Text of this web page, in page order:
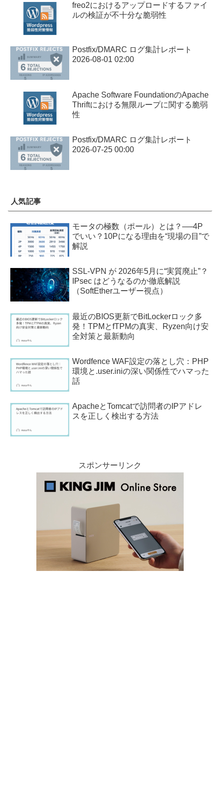
freo2におけるアップロードするファイ
ルの検証が不十分な脆弱性
Postfix/DMARC ログ集計レポート
2026-08-01 02:00
Apache Software FoundationのApache
Thriftにおける無限ループに関する脆弱
性
Postfix/DMARC ログ集計レポート
2026-07-25 00:00
人気記事
モータの極数（ポール）とは？──4P
でいい？10Pになる理由を“現場の目”で
解説
SSL-VPN が 2026年5月に“実質廃止”？
IPsec はどうなるのか徹底解説
（SoftEtherユーザー視点）
最近のBIOS更新でBitLockerロック多
発！TPMとfTPMの真実、Ryzen向け安
全対策と最新動向
Wordfence WAF設定の落とし穴：PHP
環境と.user.iniの深い関係性でハマった
話
ApacheとTomcatで訪問者のIPアドレ
スを正しく検出する方法
スポンサーリンク